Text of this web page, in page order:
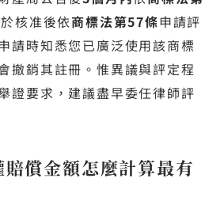
核准後依商標法第57條申請評
請時知悉您已廣泛使用該商標
撤銷其註冊。惟異議與評定程
證要求，建議盡早委任律師評
償金額怎麼計算最有